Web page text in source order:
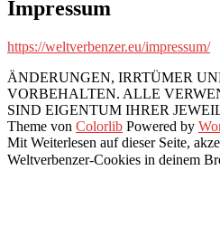
Impressum
https://weltverbenzer.eu/impressum/
ÄNDERUNGEN, IRRTÜMER
VORBEHALTEN. ALLE
SIND EIGENTUM IHRER
Theme von Colorlib Powered by
Mit Weiterlesen auf dieser Seite,
Weltverbenzer-Cookies in deinem